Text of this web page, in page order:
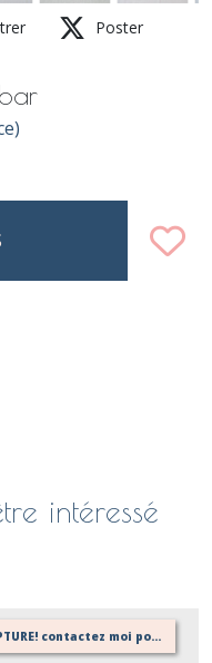
Poster
intéressé
RUPTURE! contactez moi pour vérifier si réassort possible